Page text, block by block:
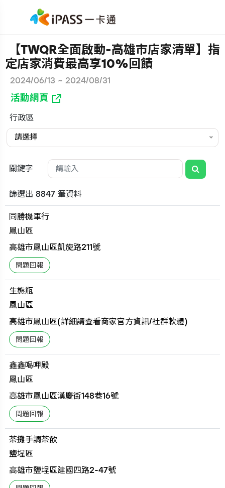
【TWQR全面啟動-高雄市店家清單】指
定店家消費最高享10%回饋
2024/06/13 ~ 2024/08/31
活動網頁
行政區
請選擇
關鍵字
篩選出 8847 筆資料
同勝機車行
鳳山區
高雄市鳳山區凱旋路211號
生態瓶
鳳山區
高雄市鳳山區(詳細請查看商家官方資訊/社群軟體)
鑫鑫喝呷殿
鳳山區
高雄市鳳山區漢慶街148巷16號
茶攤手調茶飲
鹽埕區
高雄市鹽埕區建國四路2-47號